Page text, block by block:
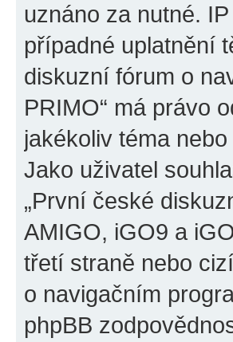
uznáno za nutné.
případné uplatnění
diskuzní fórum o
PRIMO“ má právo
jakékoliv téma
Jako uživatel
„První české
AMIGO, iGO9 a
třetí straně nebo
o navigačním
phpBB